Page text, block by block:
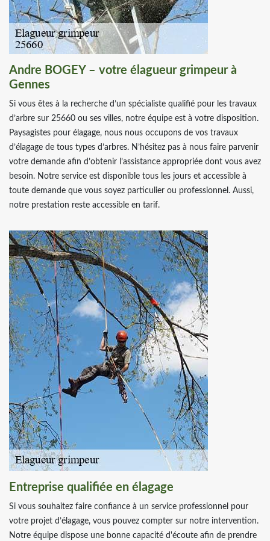
Andre BOGEY – votre élagueur grimpeur à
Gennes
Si vous êtes à la recherche d’un spécialiste qualifié pour les travaux
d’arbre sur 25660 ou ses villes, notre équipe est à votre disposition.
Paysagistes pour élagage, nous nous occupons de vos travaux
d’élagage de tous types d’arbres. N’hésitez pas à nous faire parvenir
votre demande afin d’obtenir l’assistance appropriée dont vous avez
besoin. Notre service est disponible tous les jours et accessible à
toute demande que vous soyez particulier ou professionnel. Aussi,
notre prestation reste accessible en tarif.
Entreprise qualifiée en élagage
Si vous souhaitez faire confiance à un service professionnel pour
votre projet d’élagage, vous pouvez compter sur notre intervention.
Notre équipe dispose une bonne capacité d'écoute afin de prendre